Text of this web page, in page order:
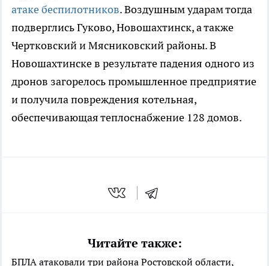
атаке беспилотников. Воздушным ударам тогда
подверглись Гуково, Новошахтинск, а также
Чертковский и Мясниковский районы. В
Новошахтинске в результате падения одного из
дронов загорелось промышленное предприятие
и получила повреждения котельная,
обеспечивающая теплоснабжение 128 домов.
Читайте также:
БПЛА атаковали три района Ростовской области,